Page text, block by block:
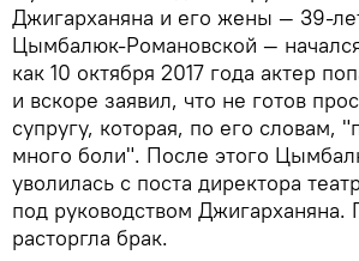
Джигарханяна и его жены — 39-
Цымбалюк-Романовской —
как 10 октября 2017 года актер
и вскоре заявил, что не готов
супругу, которая, по его словам,
много боли". После этого
уволилась с поста директора
под руководством Джигарханяна.
расторгла брак.